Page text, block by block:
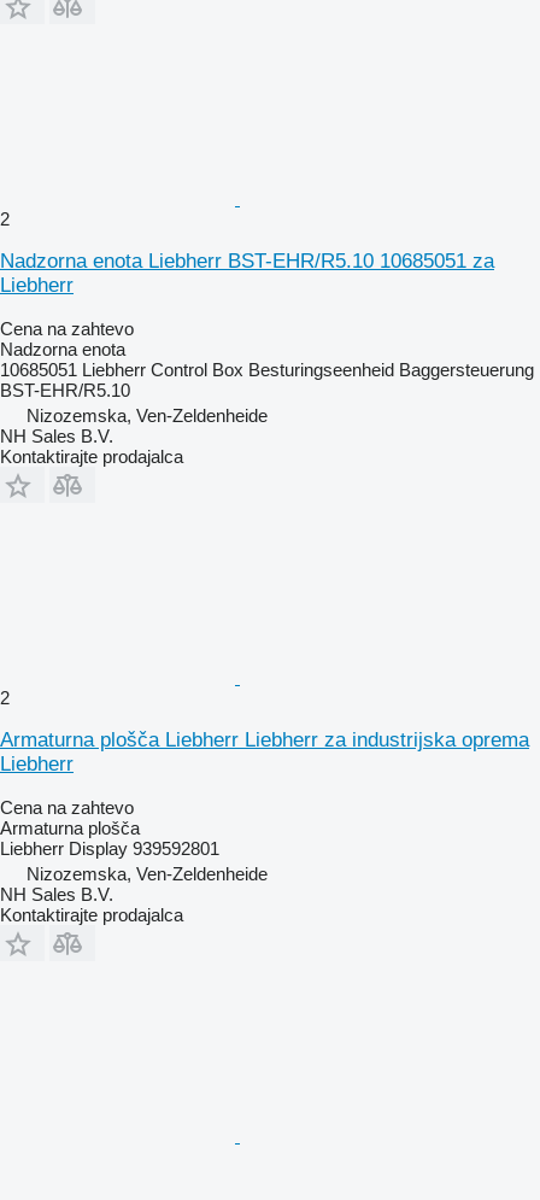
2
Nadzorna enota Liebherr BST-EHR/R5.10 10685051 za
Liebherr
Cena na zahtevo
Nadzorna enota
10685051 Liebherr Control Box Besturingseenheid Baggersteuerung
BST-EHR/R5.10
Nizozemska, Ven-Zeldenheide
NH Sales B.V.
Kontaktirajte prodajalca
2
Armaturna plošča Liebherr Liebherr za industrijska oprema
Liebherr
Cena na zahtevo
Armaturna plošča
Liebherr Display 939592801
Nizozemska, Ven-Zeldenheide
NH Sales B.V.
Kontaktirajte prodajalca